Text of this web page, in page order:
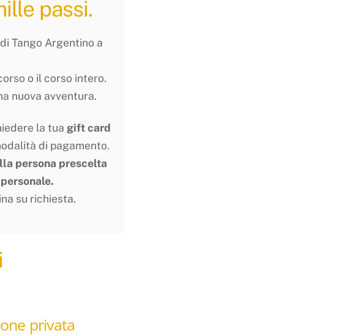
passi.
Tango Argentino a
o il corso intero.
nuova avventura.
la tua gift card
di pagamento.
persona prescelta
su richiesta.
privata